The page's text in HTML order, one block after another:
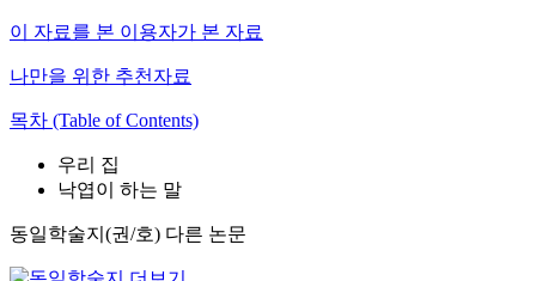
이 자료를 본 이용자가 본 자료
나만을 위한 추천자료
목차 (Table of Contents)
우리 집
낙엽이 하는 말
동일학술지(권/호) 다른 논문